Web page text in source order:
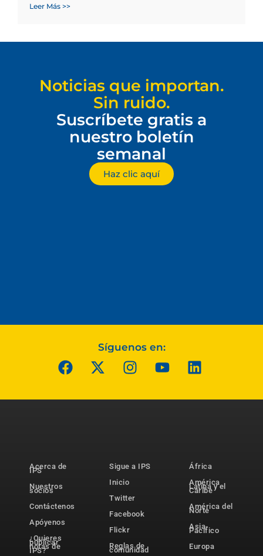
Leer Más >>
Noticias que importan.
Sin ruido.
Suscríbete gratis a
nuestro boletín
semanal
Haz clic aquí
Síguenos en:
Acerca de
IPS
Nuestros
socios
Contáctenos
Apóyenos
¿Quieres
publicar
notas de
IPS?
Sigue a IPS
Inicio
Twitter
Facebook
Flickr
Reglas de
comunidad
África
América
Latina y el
Caribe
América del
Norte
Asia-
Pacífico
Europa